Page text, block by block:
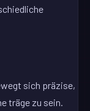
sich präzise,
träge zu sein.